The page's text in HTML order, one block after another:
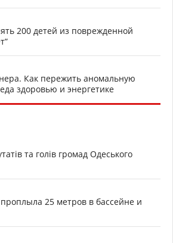
200 детей из поврежденной
Как пережить аномальную
здоровью и энергетике
та голів громад Одеського
25 метров в бассейне и